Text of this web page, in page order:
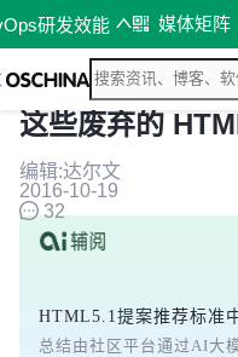
研发效能 媒体矩阵
这些废弃的
编辑:达尔文
2016-10-19
32
HTML5.1提案推荐标准
总结由社区平台通过AI大